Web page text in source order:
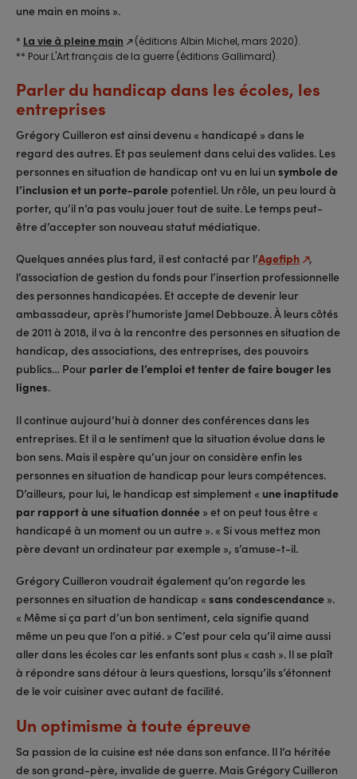
une main en moins ».
* La vie à pleine main
(éditions Albin Michel, mars 2020).
** Pour L'Art français de la guerre (éditions Gallimard).
Parler du handicap dans les écoles, les
entreprises
Grégory Cuilleron est ainsi devenu « handicapé » dans le
regard des autres. Et pas seulement dans celui des valides. Les
personnes en situation de handicap ont vu en lui un symbole de
l’inclusion et un porte-parole potentiel. Un rôle, un peu lourd à
porter, qu’il n’a pas voulu jouer tout de suite. Le temps peut-
être d’accepter son nouveau statut médiatique.
Quelques années plus tard, il est contacté par l’Agefiph ,
l’association de gestion du fonds pour l’insertion professionnelle
des personnes handicapées. Et accepte de devenir leur
ambassadeur, après l’humoriste Jamel Debbouze. À leurs côtés
de 2011 à 2018, il va à la rencontre des personnes en situation de
handicap, des associations, des entreprises, des pouvoirs
publics… Pour parler de l’emploi et tenter de faire bouger les
lignes.
Il continue aujourd’hui à donner des conférences dans les
entreprises. Et il a le sentiment que la situation évolue dans le
bon sens. Mais il espère qu’un jour on considère enfin les
personnes en situation de handicap pour leurs compétences.
D’ailleurs, pour lui, le handicap est simplement « une inaptitude
par rapport à une situation donnée » et on peut tous être «
handicapé à un moment ou un autre ». « Si vous mettez mon
père devant un ordinateur par exemple », s’amuse-t-il.
Grégory Cuilleron voudrait également qu’on regarde les
personnes en situation de handicap « sans condescendance ».
« Même si ça part d’un bon sentiment, cela signifie quand
même un peu que l’on a pitié. » C’est pour cela qu’il aime aussi
aller dans les écoles car les enfants sont plus « cash ». Il se plaît
à répondre sans détour à leurs questions, lorsqu’ils s’étonnent
de le voir cuisiner avec autant de facilité.
Un optimisme à toute épreuve
Sa passion de la cuisine est née dans son enfance. Il l’a héritée
de son grand-père, invalide de guerre. Mais Grégory Cuilleron